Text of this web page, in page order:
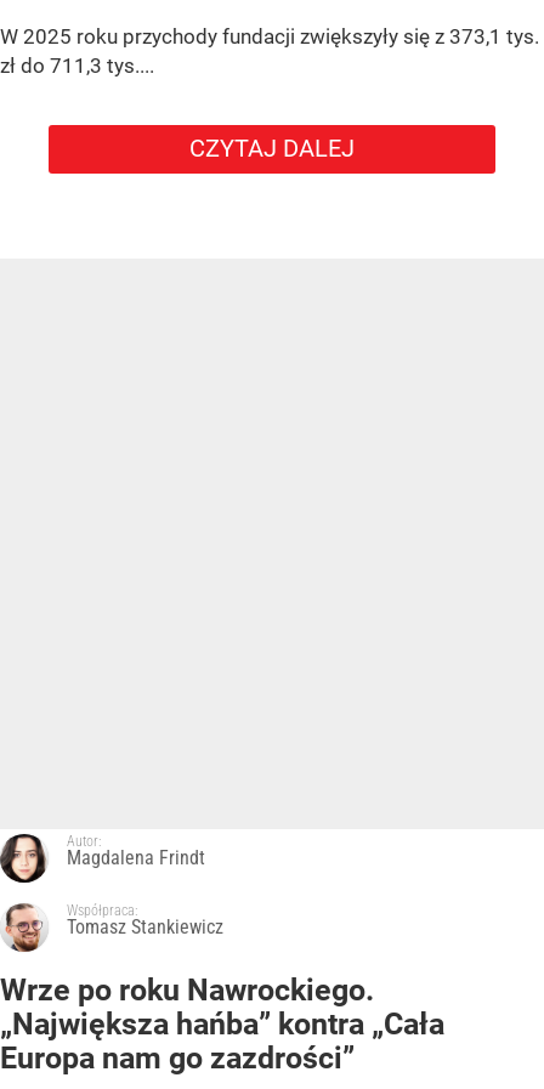
W 2025 roku przychody fundacji zwiększyły się z 373,1 tys.
zł do 711,3 tys....
CZYTAJ DALEJ
Autor:
Magdalena Frindt
Współpraca:
Tomasz Stankiewicz
Wrze po roku Nawrockiego.
„Największa hańba” kontra „Cała
Europa nam go zazdrości”